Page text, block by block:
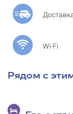
Wi-Fi
Рядом с